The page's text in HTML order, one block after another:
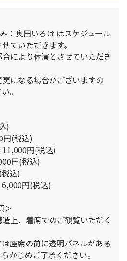
：奥田いろは はスケジュール
ていただきます。
により休演とさせていただき
になる場合がございますの
。
)
円(税込)
11,000円(税込)
円(税込)
込)
6,000円(税込)
＞
上、着席でのご観覧いただく
座席の前に透明パネルがある
かじめご了承ください。